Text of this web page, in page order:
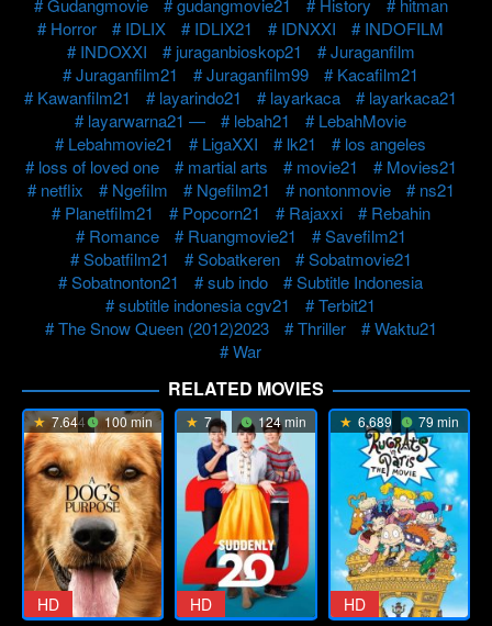
Gudangmovie gudangmovie21 History
hitman
Horror
IDLIX IDLIX21 IDNXXI
INDOFILM
INDOXXI
juraganbioskop21
Juraganfilm
Juraganfilm21
Juraganfilm99
Kacafilm21
Kawanfilm21
layarindo21 layarkaca
layarkaca21
layarwarna21 —
lebah21
LebahMovie
Lebahmovie21
LigaXXI lk21
los angeles
loss of loved one
martial arts movie21
Movies21
netflix
Ngefilm Ngefilm21 nontonmovie
ns21
Planetfilm21
Popcorn21 Rajaxxi
Rebahin
Romance
Ruangmovie21
Savefilm21
Sobatfilm21
Sobatkeren
Sobatmovie21
Sobatnonton21
sub indo
Subtitle Indonesia
subtitle indonesia cgv21
Terbit21
The Snow Queen (2012)2023
Thriller
Waktu21
War
RELATED MOVIES
7.644 100 min
HD
7 124 min
HD
6.689 79 min
HD